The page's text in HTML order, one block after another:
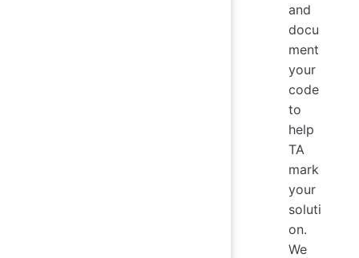
and
docu
ment
your
code
to
help
TA
mark
your
soluti
on.
We